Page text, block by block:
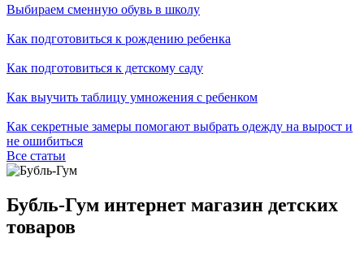
Выбираем сменную обувь в школу
Как подготовиться к рождению ребенка
Как подготовиться к детскому саду
Как выучить таблицу умножения с ребенком
Как секретные замеры помогают выбрать одежду на вырост и
не ошибиться
Все статьи
Бубль-Гум интернет магазин детских
товаров